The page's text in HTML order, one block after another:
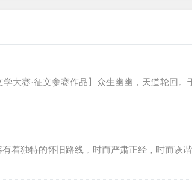
大赛·征文参赛作品】众生幽幽，天道轮回。
着独特的怀旧路线，时而严肃正经，时而诙